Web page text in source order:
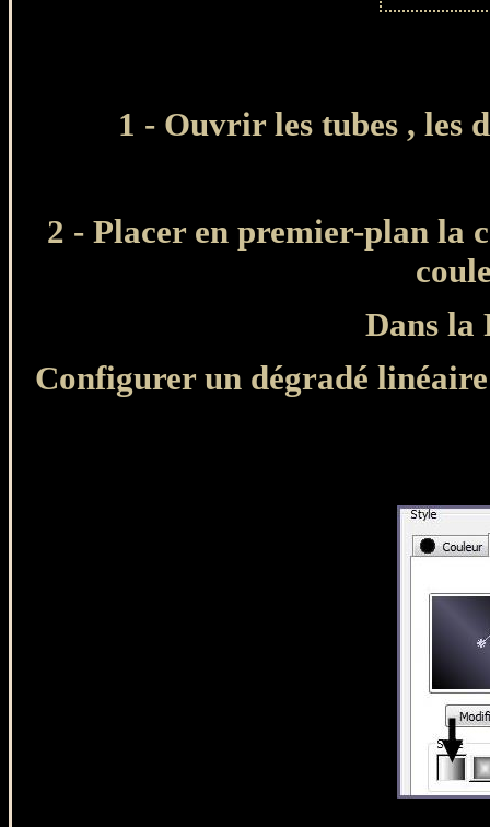
1 - Ouvrir les tubes , les
2 - Placer en premier-plan la
Dans la
Configurer un dégradé